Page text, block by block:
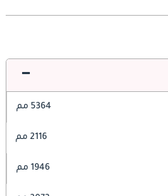
5364 مم
2116 مم
1946 مم